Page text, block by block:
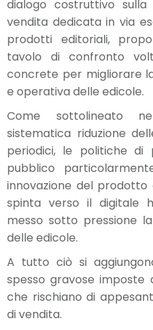
dialogo costruttivo
vendita dedicata in via
prodotti editoriali,
tavolo di confronto
concrete per migliorare
e operativa delle edicole.
Come sottolineato
sistematica riduzione
periodici, le politiche di
pubblico
innovazione del
spinta verso il digitale
messo sotto pressione
delle edicole.
A tutto ciò si
spesso gravose imposte
che rischiano di
di vendita.